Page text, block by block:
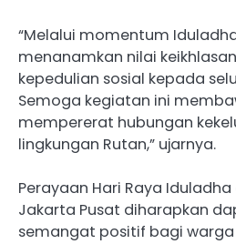
“Melalui momentum
menanamkan nilai
kepedulian sosial kepada
Semoga kegiatan ini
mempererat hubungan
lingkungan Rutan,” ujarnya.
Perayaan Hari Raya Iduladha
Jakarta Pusat diharapkan
semangat positif bagi